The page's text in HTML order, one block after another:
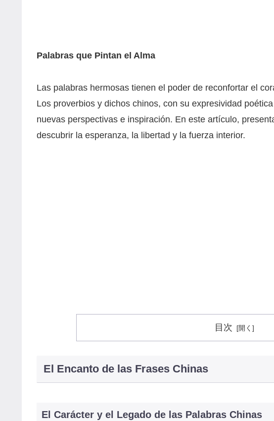
Palabras que Pintan el Alma
Las palabras hermosas tienen el poder de reconfortar el
Los proverbios y dichos chinos, con su expresividad
nuevas perspectivas e inspiración. En este artículo,
descubrir la esperanza, la libertad y la fuerza interior.
目次
El Encanto de las Frases Chinas
El Carácter y el Legado de las Palabras Chinas